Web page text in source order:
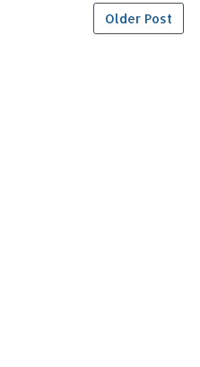
Older Post